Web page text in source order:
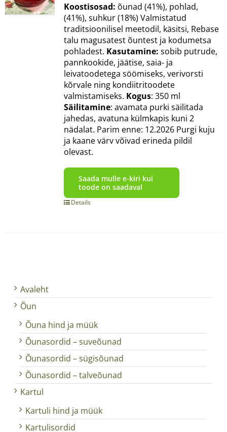
Koostisosad: õunad (41%), pohlad,
(41%), suhkur (18%) Valmistatud
traditsioonilisel meetodil, käsitsi, Rebase
talu magusatest õuntest ja kodumetsa
pohladest. Kasutamine: sobib putrude,
pannkookide, jäätise, saia- ja
leivatoodetega söömiseks, verivorsti
kõrvale ning kondiitritoodete
valmistamiseks. Kogus: 350 ml
Säilitamine: avamata purki säilitada
jahedas, avatuna külmkapis kuni 2
nädalat. Parim enne: 12.2026 Purgi kuju
ja kaane värv võivad erineda pildil
olevast.
Saada mulle e-kiri kui
toode on saadaval
Details
Avaleht
Õun
Õuna hind ja müük
Õunasordid – suveõunad
Õunasordid – sügisõunad
Õunasordid – talveõunad
Kartul
Kartuli hind ja müük
Kartulisordid